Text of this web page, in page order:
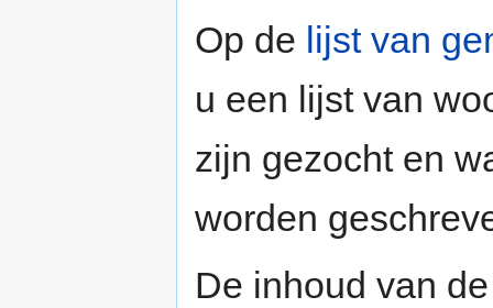
Op de lijst van
u een lijst van
zijn gezocht en
worden
De inhoud van